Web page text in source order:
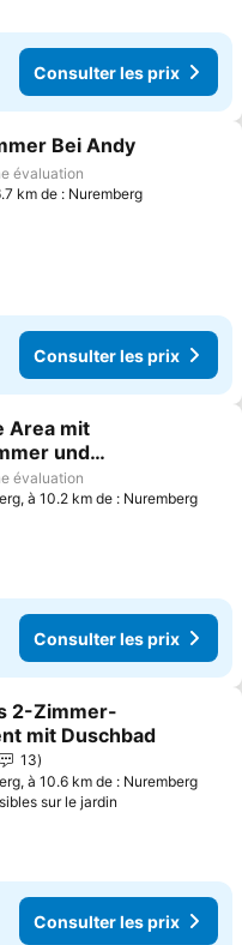
Consulter les prix
à mes favoris
Bei Andy
évaluation
km de : Nuremberg
Consulter les prix
à mes favoris
Area mit
und
les prix
évaluation
à 10.2 km de : Nuremberg
Consulter les prix
à mes favoris
2-Zimmer-
mit Duschbad
les prix
13
à 10.6 km de : Nuremberg
sur le jardin
Consulter les prix